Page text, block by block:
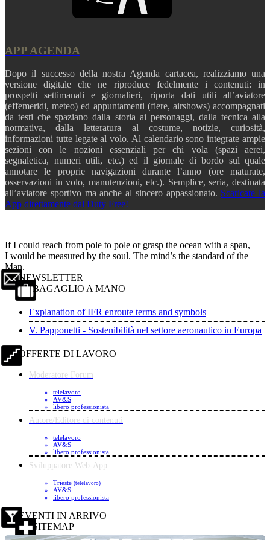
APP AGENDA
Dopo il successo della nostra Agenda cartacea, realizziamo una
versione digitale che ne riproduce fedelmente i contenuti: in
prospetti settimanali e giornalieri, riporta dati utili all’aviatore
(effemeridi, meteo) ed appuntamenti (fiere, airshows) accompagnati
da testi che spaziano dalla storia ai personaggi, dalla tecnica alla
normativa, dalla letteratura al costume, notizie, curiosità,
informazioni tutte legate al volo. Al calendario sono integrate ampie
sezioni con le nozioni essenziali per chi vola (spazi aerei,
segnaletica, numeri utili, etc.) ed il giornale di bordo sul quale
annotare le proprie navigazioni durante l’anno (ore maturate,
osservazioni in volo, manutenzioni, etc.). Semplice, seria, destinata
all’aviatore sportivo ma anche al sincero appassionato. Scaricate la
App direttamente dal Duty Free!
If I could reach from pole to pole or grasp the ocean with a span,
I would be measured by the soul. The mind’s the standard of the
Man.
NEWSLETTER
BAGAGLIO A MANO
Explanation of IFR enroute terms and symbols
V. Papponetti - Sostenibilità nel settore aeronautico in Europa
OFFERTE DI LAVORO
Moderatore Forum
telelavoro
AV&S
libero professionista
Autore/Editore di contenuti
telelavoro
AV&S
libero professionista
Sviluppatore Web-App
Trieste (telelavoro)
AV&S
libero professionista
EVENTI IN ARRIVO
SITEMAP